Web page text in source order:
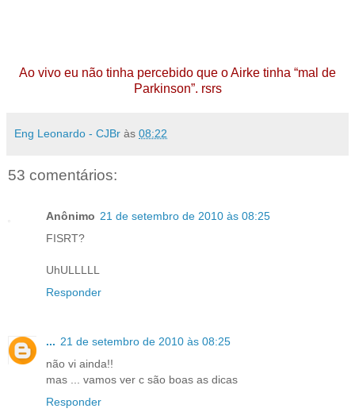
Ao vivo eu não tinha percebido que o Airke tinha “mal de
Parkinson”. rsrs
Eng Leonardo - CJBr às 08:22
53 comentários:
Anônimo 21 de setembro de 2010 às 08:25
FISRT?
UhULLLLL
Responder
... 21 de setembro de 2010 às 08:25
não vi ainda!!
mas ... vamos ver c são boas as dicas
Responder